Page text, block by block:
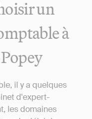
un
à
il y a quelques
d'expert-
les domaines